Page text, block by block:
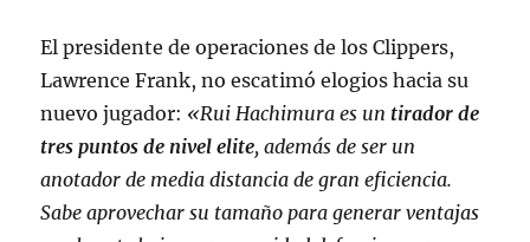
El presidente de operaciones de los Clippers,
Lawrence Frank, no escatimó elogios hacia su
nuevo jugador: «Rui Hachimura es un tirador de
tres puntos de nivel elite, además de ser un
anotador de media distancia de gran eficiencia.
Sabe aprovechar su tamaño para generar ventajas